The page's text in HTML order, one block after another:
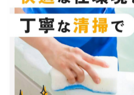
< 前のページ 一覧に戻る
カテゴリー
全てのカテゴリー